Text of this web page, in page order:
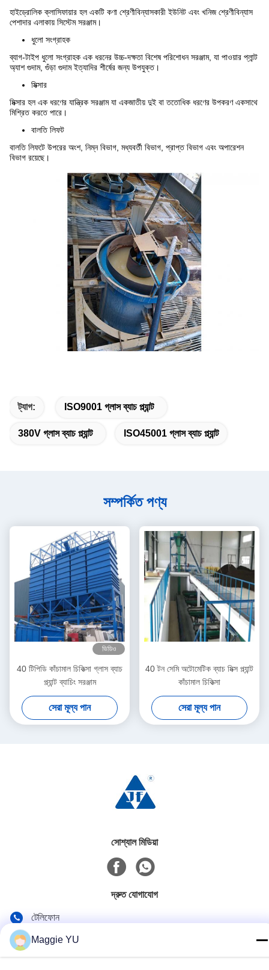
হাইড্রোলিক ক্লাসিফায়ার হল একটি কণা শ্রেণীবিন্যাসকারী ইউনিট এবং খনিজ শ্রেণীবিন্যাস
পেশাদার এলাকায় সিস্টেম সরঞ্জাম।
ধুলো সংগ্রাহক
ব্যাগ-টাইপ ধুলো সংগ্রাহক এক ধরনের উচ্চ-দক্ষতা বিশেষ পরিশোধন সরঞ্জাম, যা পাওয়ার প্লান্ট
অ্যাশ গুদাম, গুঁড়া গুদাম ইত্যাদির শীর্ষের জন্য উপযুক্ত।
মিক্সার
মিক্সার হল এক ধরণের যান্ত্রিক সরঞ্জাম যা একজাতীয় দুই বা ততোধিক ধরণের উপকরণ একসাথে
মিশ্রিত করতে পারে।
বালতি লিফট
বালতি লিফটে উপরের অংশ, নিম্ন বিভাগ, মধ্যবর্তী বিভাগ, প্রাপ্ত বিভাগ এবং অপারেশন
বিভাগ রয়েছে।
ট্যাগ: ISO9001 গ্লাস ব্যাচ প্ল্যান্ট
380V গ্লাস ব্যাচ প্ল্যান্ট ISO45001 গ্লাস ব্যাচ প্ল্যান্ট
সম্পর্কিত পণ্য
ভিডিও
40 টিপিডি কাঁচামাল চিকিত্সা গ্লাস ব্যাচ
প্ল্যান্ট ব্যাচিং সরঞ্জাম
সেরা মূল্য পান
40 টন সেমি অটোমেটিক ব্যাচ মিক্স প্ল্যান্ট
কাঁচামাল চিকিত্সা
সেরা মূল্য পান
সোশ্যাল মিডিয়া
দ্রুত যোগাযোগ
টেলিফোন
+86-23-6775-9464
ই-মেইল
Maggie YU